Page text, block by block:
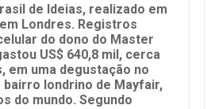
de Ideias, realizado em
Londres. Registros
do dono do Master
US$ 640,8 mil, cerca
em uma degustação no
bairro londrino de Mayfair,
do mundo. Segundo